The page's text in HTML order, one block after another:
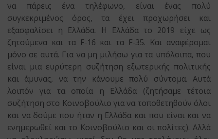
να πάρεις ένα τηλέφωνο, είναι ένας πολύ
συγκεκριμένος όρος, τα έχει προχωρήσει και
εξασφαλίσει η Ελλάδα. Η Ελλάδα το 2019 είχε ως
ζητούμενα και τα F-16 και τα F-35. Και αναφέρομαι
μόνο σε αυτά. Για να μη μιλήσω για τα υπόλοιπα, που
είναι μια ευρύτερη συζήτηση εξωτερικής πολιτικής
και άμυνας, να την κάνουμε πολύ σύντομα. Αυτά
λοιπόν για τα οποία η Ελλάδα (ζητήσαμε τέτοια
συζήτηση στο Κοινοβούλιο για να τοποθετηθούν όλοι
και να δούμε που ήταν η Ελλάδα και που είναι και να
ενημερωθεί και το Κοινοβούλιο και οι πολίτες). Αλλά